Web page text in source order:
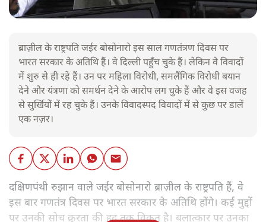
ब्राज़ील के राष्ट्रपति जईर बोसोनारो इस साल गणतंत्रण दिवस पर
भारत सरकार के अतिथि हैं। वे दिल्ली पहुँच चुके हैं। लेकिन वे विवादों
में शुरु से ही रहे हैं। उन पर महिला विरोधी, समलैंगिक विरोधी बयान
देने और यंत्रणा को समर्थन देने के आरोप लग चुके हैं और वे इस वजह
से सुर्खियोें में रह चुके हैं। उनके विवादस्पद विवादों में से कुछ पर डालें
एक नज़र।
दक्षिणपंथी रुझान वाले जईर बोसोनारो ब्राज़ील के राष्ट्रपति हैं, वे
इस बार गणतंत्र दिवस पर भारत सरकार के अतिथि होंगे। कई मुद्दों
पर उनकी सोच क्रूरता की हद तक विकृत है। बलात्कार पर उनका